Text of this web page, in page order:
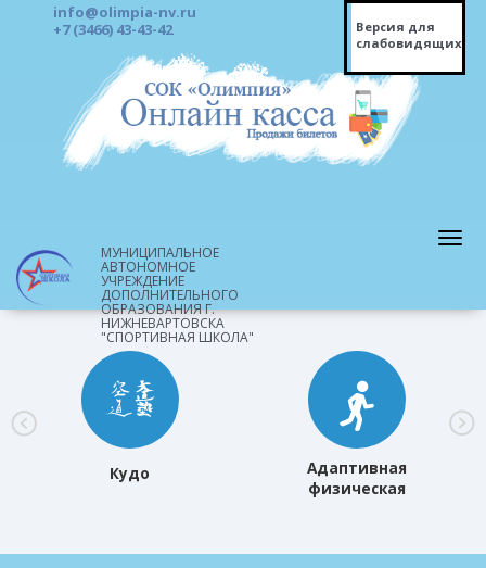
info@olimpia-nv.ru
+7 (3466) 43-43-42
Версия для
слабовидящих
МУНИЦИПАЛЬНОЕ
АВТОНОМНОЕ
УЧРЕЖДЕНИЕ
ДОПОЛНИТЕЛЬНОГО
ОБРАЗОВАНИЯ Г.
НИЖНЕВАРТОВСКА
"СПОРТИВНАЯ ШКОЛА"
Кудо
Адаптивная
физическая